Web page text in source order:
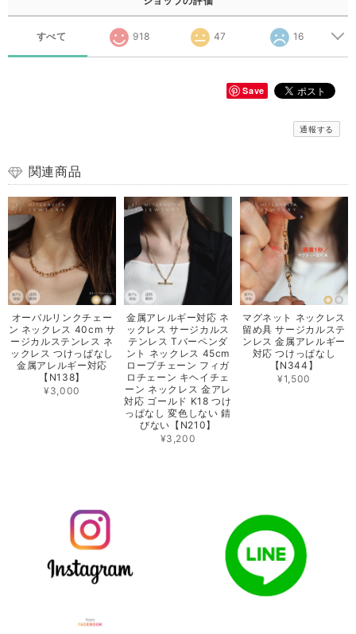
すべて 918 47 16
Save
通報する
関連商品
オーバルリンクチェー
ン ネックレス 40cm サ
ージカルステンレス ネ
ックレス つけっぱなし
金属アレルギー対応
【N138】
¥3,000
金属アレルギー対応 ネ
ックレス サージカルス
テンレス Tバーペンダ
ント ネックレス 45cm
ロープチェーン フィガ
ロチェーン キヘイチェ
ーン ネックレス 金アレ
対応 ゴールド K18 つけ
っぱなし 変色しない 錆
びない【N210】
¥3,200
マグネット ネックレス
留め具 サージカルステ
ンレス 金属アレルギー
対応 つけっぱなし
【N344】
¥1,500